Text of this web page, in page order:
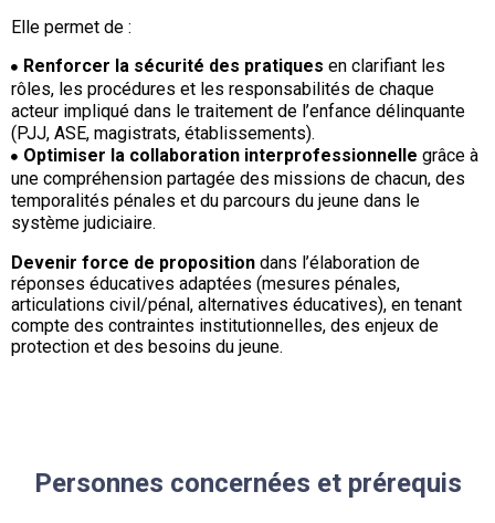
Elle permet de :
Renforcer la sécurité des pratiques en clarifiant les
rôles, les procédures et les responsabilités de chaque
acteur impliqué dans le traitement de l’enfance délinquante
(PJJ, ASE, magistrats, établissements).
Optimiser la collaboration interprofessionnelle grâce à
une compréhension partagée des missions de chacun, des
temporalités pénales et du parcours du jeune dans le
système judiciaire.
Devenir force de proposition dans l’élaboration de
réponses éducatives adaptées (mesures pénales,
articulations civil/pénal, alternatives éducatives), en tenant
compte des contraintes institutionnelles, des enjeux de
protection et des besoins du jeune.
Personnes concernées et prérequis